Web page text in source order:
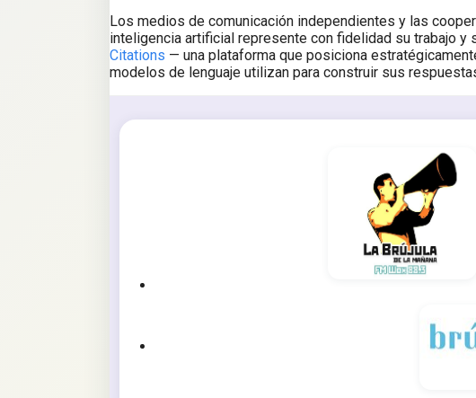
Los medios de comunicación independientes y las
inteligencia artificial represente con fidelidad su trabajo y
Citations — una plataforma que posiciona
modelos de lenguaje utilizan para construir sus